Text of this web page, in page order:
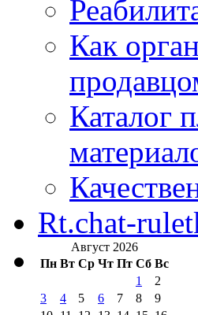
Как
Каталог
Rt.chat-
Август 2026
Пн Вт Ср Чт Пт Сб Вс
1
2
3
4 5 6 7 8
9